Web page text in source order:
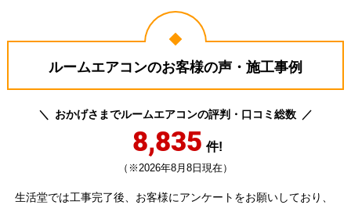
ルームエアコンのお客様の声・施工事例
おかげさまでルームエアコンの評判・口コミ総数
8,835 件!
（※2026年8月8日現在）
生活堂では工事完了後、お客様にアンケートをお願いしており、